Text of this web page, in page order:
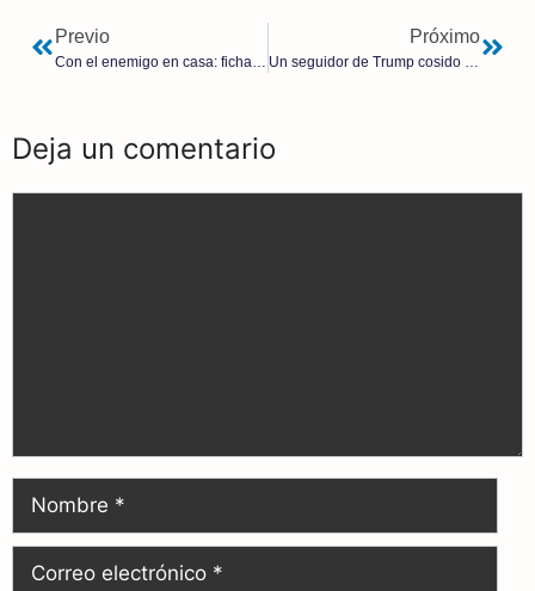
Previo Próximo
Deja un comentario